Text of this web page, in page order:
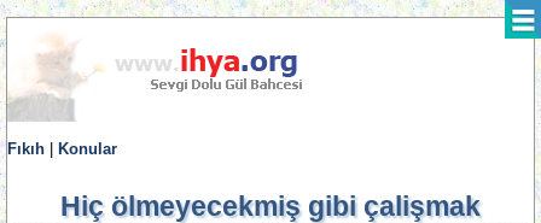
Fıkıh Konular
Hiç ölmeyecekmiş gibi çalişmak